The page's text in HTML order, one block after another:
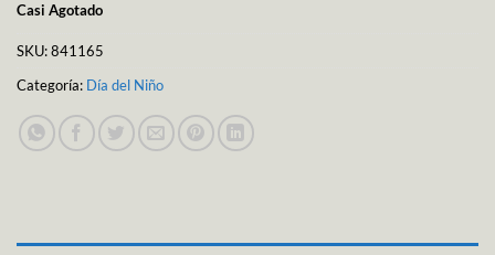
Casi Agotado
SKU:841165
Categoría: Día del Niño